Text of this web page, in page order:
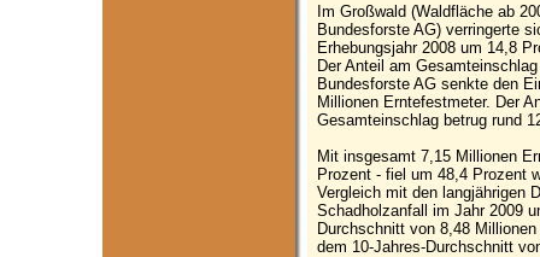
Im Großwald (Waldfläche ab
Bundesforste AG) verringerte
Erhebungsjahr 2008 um 14,8
Der Anteil am
Bundesforste AG senkte den
Millionen Erntefestmeter. Der
Gesamteinschlag betrug rund
Mit insgesamt 7,15 Millionen
Prozent - fiel um 48,4 Prozent
Vergleich mit den langjährigen
Schadholzanfall im Jahr 2009
Durchschnitt von 8,48
dem 10-Jahres-Durchschnitt